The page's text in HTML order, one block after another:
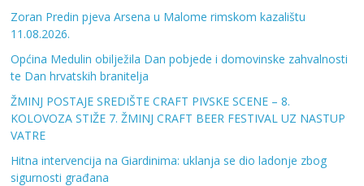
Zoran Predin pjeva Arsena u Malome rimskom kazalištu
11.08.2026.
Općina Medulin obilježila Dan pobjede i domovinske zahvalnosti
te Dan hrvatskih branitelja
ŽMINJ POSTAJE SREDIŠTE CRAFT PIVSKE SCENE – 8.
KOLOVOZA STIŽE 7. ŽMINJ CRAFT BEER FESTIVAL UZ NASTUP
VATRE
Hitna intervencija na Giardinima: uklanja se dio ladonje zbog
sigurnosti građana